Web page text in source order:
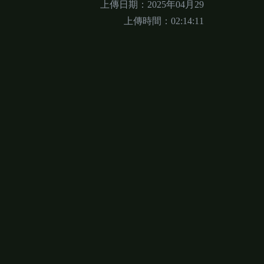
上傳日期：2025年04月29
上傳時間：02:14:11